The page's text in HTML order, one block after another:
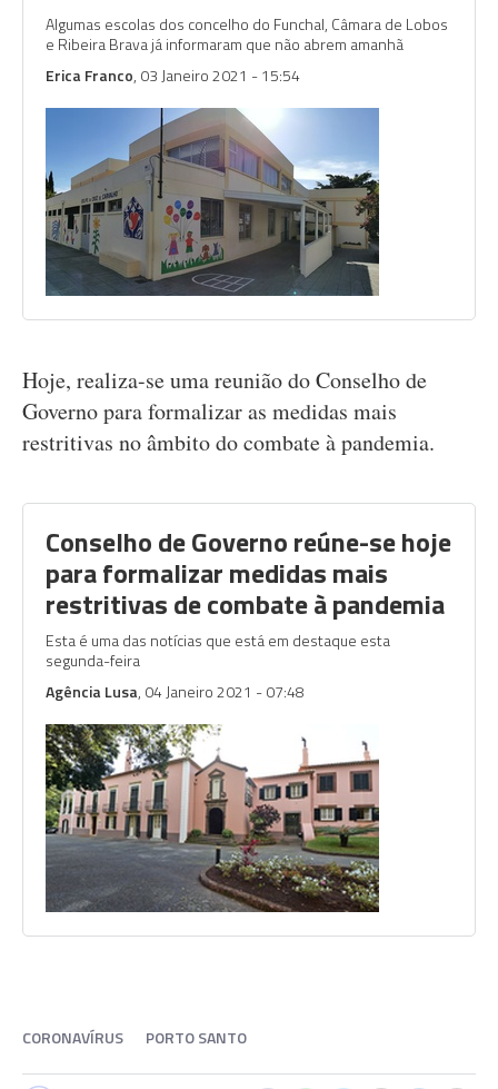
Algumas escolas dos concelho do Funchal, Câmara de Lobos
e Ribeira Brava já informaram que não abrem amanhã
Erica Franco, 03 Janeiro 2021 - 15:54
Hoje, realiza-se uma reunião do Conselho de
Governo para formalizar as medidas mais
restritivas no âmbito do combate à pandemia.
Conselho de Governo reúne-se hoje
para formalizar medidas mais
restritivas de combate à pandemia
Esta é uma das notícias que está em destaque esta
segunda-feira
Agência Lusa, 04 Janeiro 2021 - 07:48
CORONAVÍRUS PORTO SANTO